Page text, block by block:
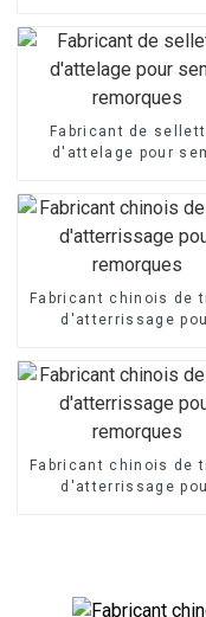
Fabricant de
d'attelage pour
Fabricant chinois de
d'atterrissage
Fabricant chinois de
d'atterrissage